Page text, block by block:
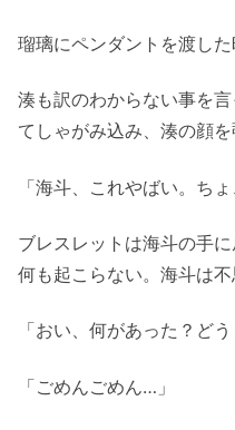
瑠璃にペンダントを渡した
湊も訳のわからない事を
てしゃがみ込み、湊の顔を
「海斗、これやばい。ちょ
ブレスレットは海斗の手
何も起こらない。海斗は不
「おい、何があった？ど
「ごめんごめん…」